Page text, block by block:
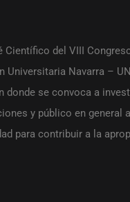
Científico del VIII
Universitaria Navarra –
donde se convoca a
y público en general
para contribuir a la